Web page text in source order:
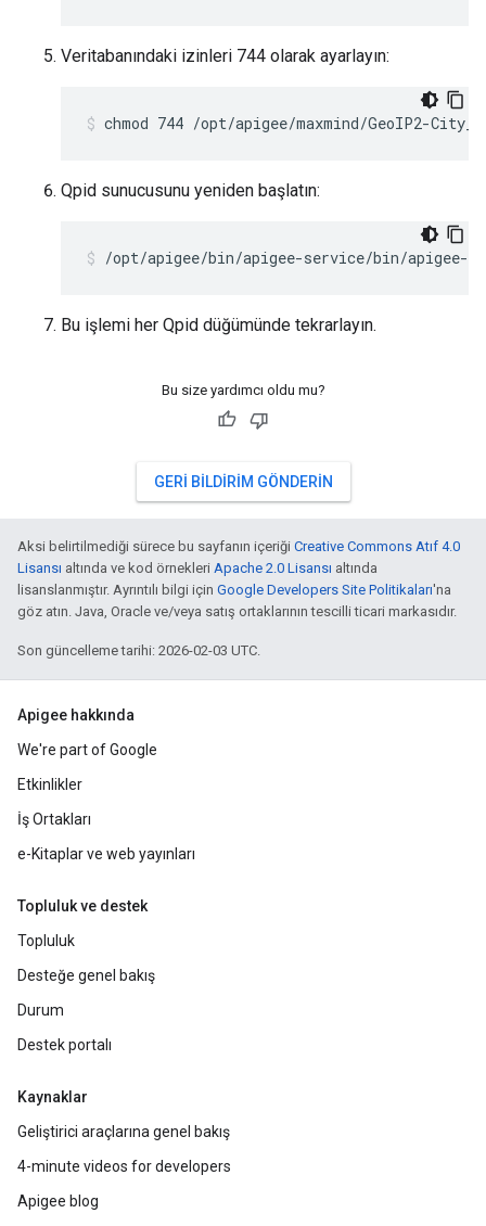
Veritabanındaki izinleri 744 olarak ayarlayın:
chmod 744 /opt/apigee/maxmind/GeoIP2-
Qpid sunucusunu yeniden başlatın:
/opt/apigee/bin/apigee-service/bin/apigee-
Bu işlemi her Qpid düğümünde tekrarlayın.
Bu size yardımcı oldu mu?
GERI BILDIRIM GÖNDERIN
Aksi belirtilmediği sürece bu sayfanın içeriği Creative Commons Atıf 4.0
Lisansı altında ve kod örnekleri Apache 2.0 Lisansı altında
lisanslanmıştır. Ayrıntılı bilgi için Google Developers Site Politikaları'na
göz atın. Java, Oracle ve/veya satış ortaklarının tescilli ticari markasıdır.
Son güncelleme tarihi: 2026-02-03 UTC.
Apigee hakkında
We're part of Google
Etkinlikler
İş Ortakları
e-Kitaplar ve web yayınları
Topluluk ve destek
Topluluk
Desteğe genel bakış
Durum
Destek portalı
Kaynaklar
Geliştirici araçlarına genel bakış
4-minute videos for developers
Apigee blog